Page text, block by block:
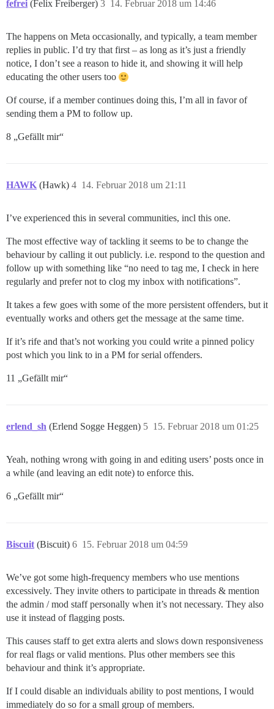
fefrei (Felix Freiberger) 14. Februar 2018 um 14:46
3
The happens on Meta occasionally, and typically, a team member
replies in public. I’d try that first – as long as it’s just a friendly
notice, I don’t see a reason to hide it, and showing it will help
educating the other users too
Of course, if a member continues doing this, I’m all in favor of
sending them a PM to follow up.
8 „Gefällt mir“
HAWK (Hawk) 14. Februar 2018 um 21:11
4
I’ve experienced this in several communities, incl this one.
The most effective way of tackling it seems to be to change the
behaviour by calling it out publicly. i.e. respond to the question and
follow up with something like “no need to tag me, I check in here
regularly and prefer not to clog my inbox with notifications”.
It takes a few goes with some of the more persistent offenders, but it
eventually works and others get the message at the same time.
If it’s rife and that’s not working you could write a pinned policy
post which you link to in a PM for serial offenders.
11 „Gefällt mir“
erlend_sh (Erlend Sogge Heggen) 15. Februar 2018 um 01:25
5
Yeah, nothing wrong with going in and editing users’ posts once in
a while (and leaving an edit note) to enforce this.
6 „Gefällt mir“
Biscuit (Biscuit) 15. Februar 2018 um 04:59
6
We’ve got some high-frequency members who use mentions
excessively. They invite others to participate in threads & mention
the admin / mod staff personally when it’s not necessary. They also
use it instead of flagging posts.
This causes staff to get extra alerts and slows down responsiveness
for real flags or valid mentions. Plus other members see this
behaviour and think it’s appropriate.
If I could disable an individuals ability to post mentions, I would
immediately do so for a small group of members.